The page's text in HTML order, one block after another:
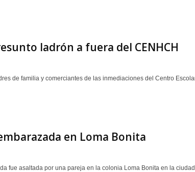
ladrón a fuera del CENHCH
de familia y comerciantes de las inmediaciones del Centro
en Loma Bonita
fue asaltada por una pareja en la colonia Loma Bonita en la ciudad